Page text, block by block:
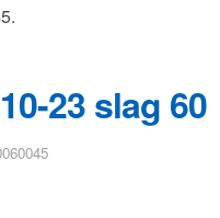
23 slag 60